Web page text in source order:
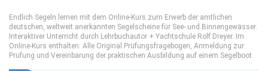
Endlich Segeln lernen mit dem Online-Kurs zum Erwerb der amtlichen
deutschen, weltweit anerkannten Segelscheine für See- und Binnengewässer.
Interaktiver Unterricht durch Lehrbuchautor + Yachtschule Rolf Dreyer. Im
Online-Kurs enthalten: Alle Original Prüfungsfragebogen, Anmeldung zur
Prüfung und Vereinbarung der praktischen Ausbildung auf einem Segelboot.